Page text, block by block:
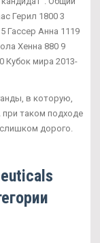
Герил 1800 3
Гассер Анна 1119
Хенна 880 9
Кубок мира 2013-
в которую,
при таком подходе
слишком дорого.